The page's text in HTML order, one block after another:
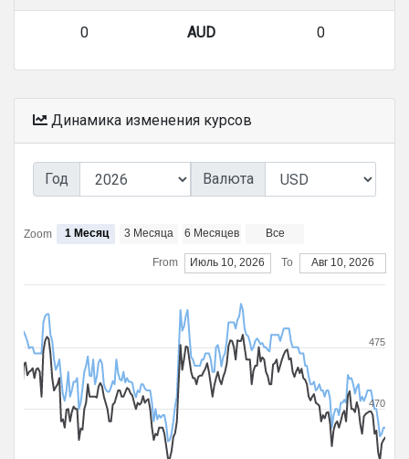
0 AUD 0
Динамика изменения курсов
Год Валюта
Zoom 1 Месяц 3 Месяца 6 Месяцев Все
From Июль 10, 2026 To Авг 10, 2026
470
475